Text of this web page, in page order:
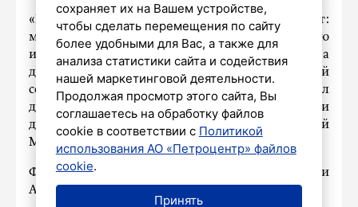
«Городской бюджет не понес никаких затрат:
мы используем уже существующую
инфраструктуру и данные ЕПУТС, а
дополнительную ценность для водителей
создает навигационный сервис», – отметил
директор СПб ГКУ «Дирекция по организации
дорожного движения Петербурга» Андрей
Мацарин.
Функция уже доступна владельцам iOS и
Android в актуальной версии 2ГИС.
сохраняет их на Вашем устройстве,
чтобы сделать перемещения по сайту
более удобными для Вас, а также для
анализа статистики сайта и содействия
нашей маркетинговой деятельности.
Продолжая просмотр этого сайта, Вы
соглашаетесь на обработку файлов
cookie в соответствии с Политикой
использования АО «Петроцентр» файлов
cookie.
Принять